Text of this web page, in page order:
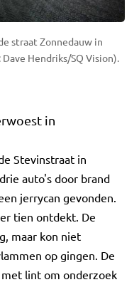
straat Zonnedauw in
Hendriks/SQ Vision).
in
Stevinstraat in
auto's door brand
jerrycan gevonden.
tien ontdekt. De
maar kon niet
op gingen. De
lint om onderzoek